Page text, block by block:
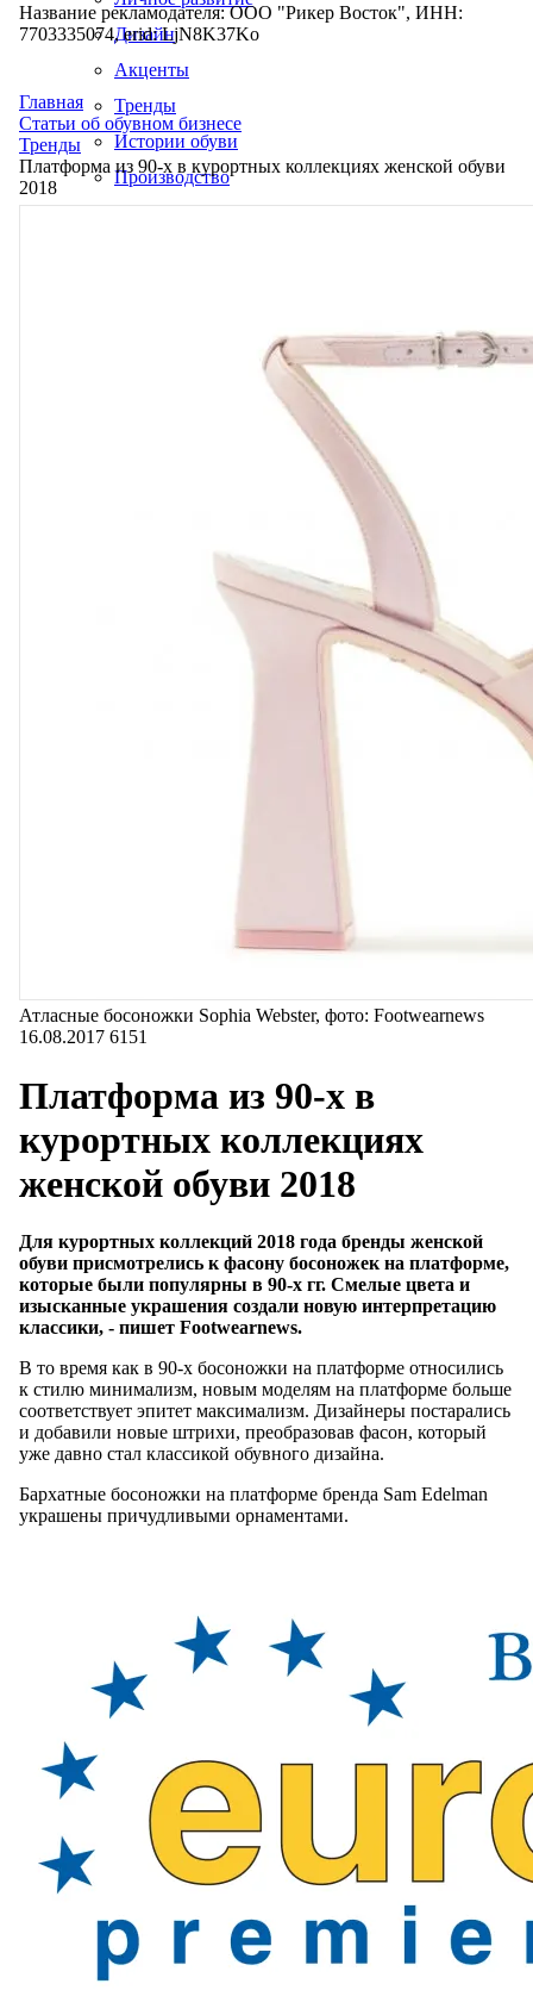
Дизайн
Акценты
Тренды
Истории обуви
Производство
Название рекламодателя: ООО "Рикер Восток", ИНН:
7703335074, erid: LjN8K37Ko
Главная
Статьи об обувном бизнесе
Тренды
Платформа из 90-х в курортных коллекциях женской обуви
2018
Атласные босоножки Sophia Webster, фото: Footwearnews
16.08.2017 6151
Платформа из 90-х в
курортных коллекциях
женской обуви 2018
Для курортных коллекций 2018 года бренды женской
обуви присмотрелись к фасону босоножек на платформе,
которые были популярны в 90-х гг. Смелые цвета и
изысканные украшения создали новую интерпретацию
классики, - пишет Footwearnews.
В то время как в 90-х босоножки на платформе относились
к стилю минимализм, новым моделям на платформе больше
соответствует эпитет максимализм. Дизайнеры постарались
и добавили новые штрихи, преобразовав фасон, который
уже давно стал классикой обувного дизайна.
Бархатные босоножки на платформе бренда Sam Edelman
украшены причудливыми орнаментами.